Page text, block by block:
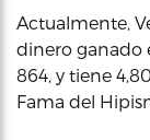
Actualmente,
dinero ganado
864, y tiene
Fama del